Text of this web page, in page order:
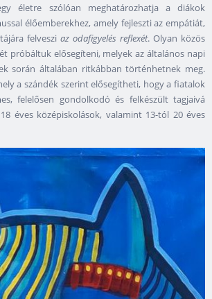
életre szólóan meghatározhatja a diákok
élőemberekhez, amely fejleszti az empátiát,
felveszi az odafigyelés reflexét. Olyan közös
próbáltuk elősegíteni, melyek az általános napi
során általában ritkábban történhetnek meg.
a szándék szerint elősegítheti, hogy a fiatalok
felelősen gondolkodó és felkészült tagjaivá
éves középiskolások, valamint 13-tól 20 éves